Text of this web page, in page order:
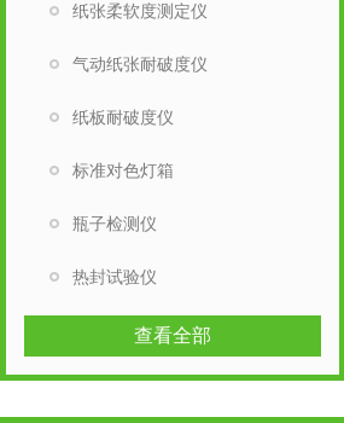
纸张柔软度测定仪
气动纸张耐破度仪
纸板耐破度仪
标准对色灯箱
瓶子检测仪
热封试验仪
查看全部